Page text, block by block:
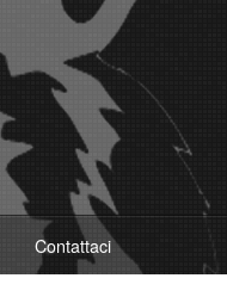
Contattaci